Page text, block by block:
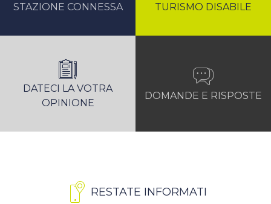
STAZIONE CONNESSA TURISMO DISABILE
DATECI LA VOTRA
OPINIONE
DOMANDE E RISPOSTE
RESTATE INFORMATI